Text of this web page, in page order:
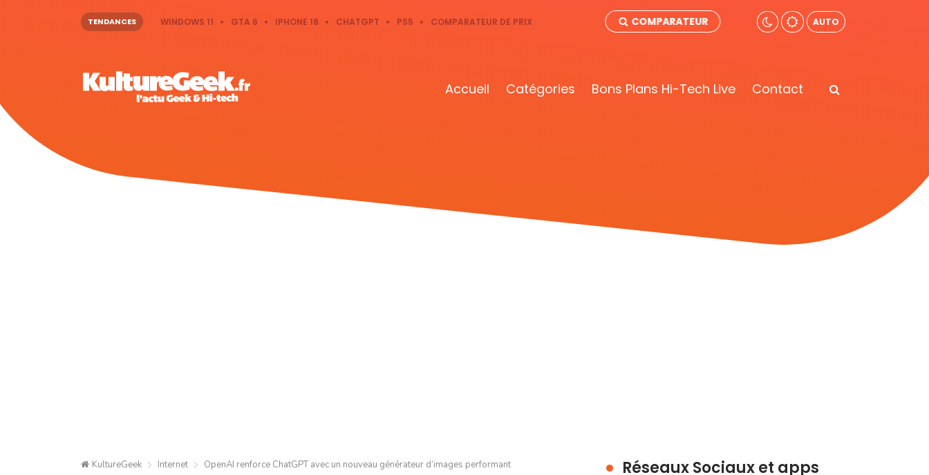
TENDANCES WINDOWS 11 GTA 6 IPHONE 18 CHATGPT PS5 COMPARATEUR DE PRIX COMPARATEUR AUTO
Accueil Catégories Bons Plans Hi-Tech Live Contact
KultureGeek Internet OpenAI renforce ChatGPT avec un nouveau générateur d’images performant Réseaux Sociaux et apps